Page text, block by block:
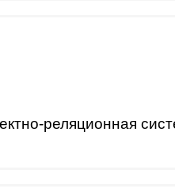
реляционная